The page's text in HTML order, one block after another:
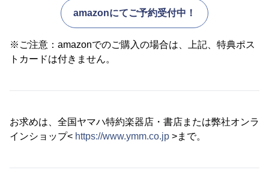
amazonにてご予約受付中！
※ご注意：amazonでのご購入の場合は、上記、特典ポス
トカードは付きません。
お求めは、全国ヤマハ特約楽器店・書店または弊社オンラ
インショップ< https://www.ymm.co.jp >まで。